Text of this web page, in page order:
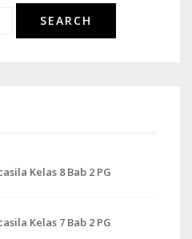
Kelas 8 Bab 2 PG
Kelas 7 Bab 2 PG